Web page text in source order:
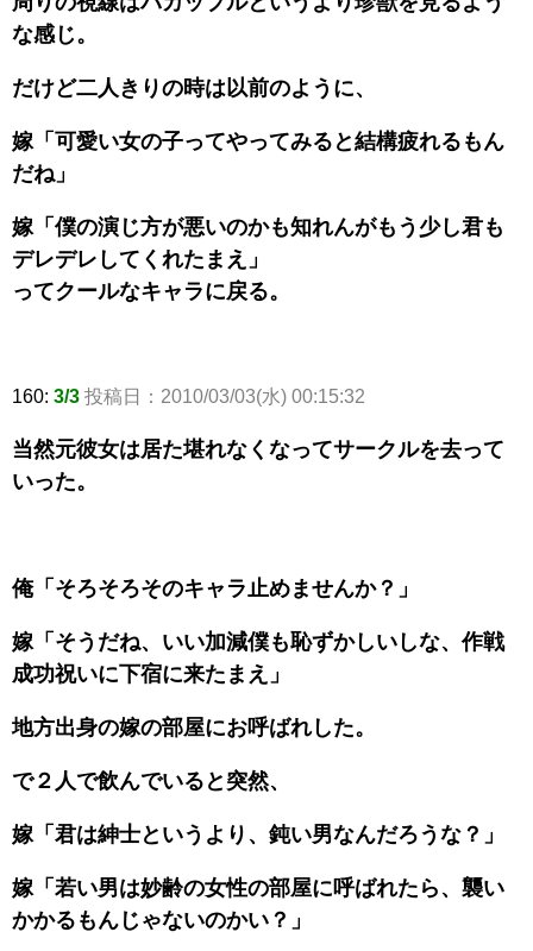
な感じ。
だけど二人きりの時は以前のように、
嫁「可愛い女の子ってやってみると結構疲れるもん
だね」
嫁「僕の演じ方が悪いのかも知れんがもう少し君も
デレデレしてくれたまえ」
ってクールなキャラに戻る。
160: 3/3 投稿日：2010/03/03(水) 00:15:32
当然元彼女は居た堪れなくなってサークルを去って
いった。
俺「そろそろそのキャラ止めませんか？」
嫁「そうだね、いい加減僕も恥ずかしいしな、作戦
成功祝いに下宿に来たまえ」
地方出身の嫁の部屋にお呼ばれした。
で２人で飲んでいると突然、
嫁「君は紳士というより、鈍い男なんだろうな？」
嫁「若い男は妙齢の女性の部屋に呼ばれたら、襲い
かかるもんじゃないのかい？」